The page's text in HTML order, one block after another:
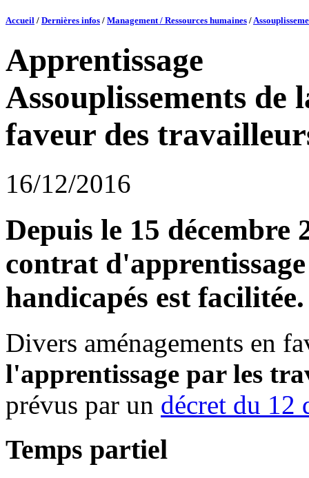
Accueil / Dernières infos / Management / Ressources humaines /
Apprentissage
Assouplissements de
faveur des
16/12/2016
Depuis le 15
contrat
handicapés est facilitée.
Divers aménagements en
l'apprentissage par les
prévus par un décret du 12
Temps partiel